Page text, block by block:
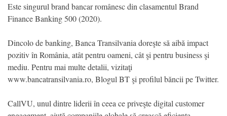
Este singurul brand bancar românesc din clasamentul Brand
Finance Banking 500 (2020).
Dincolo de banking, Banca Transilvania doreşte să aibă impact
pozitiv în România, atât pentru oameni, cât şi pentru business şi
mediu. Pentru mai multe detalii, vizitaţi
www.bancatransilvania.ro, Blogul BT şi profilul băncii pe Twitter.
CallVU, unul dintre liderii în ceea ce priveşte digital customer